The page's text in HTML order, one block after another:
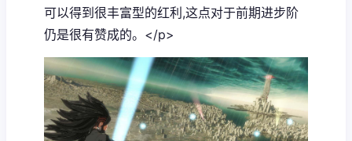
可以得到很丰富型的红利,这点对于前期进步阶
仍是很有赞成的。</p>